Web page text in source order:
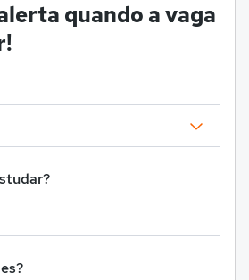
quando a vaga